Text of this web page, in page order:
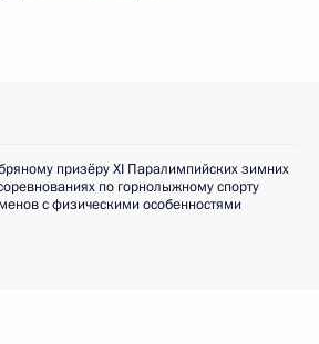
призёру XI Паралимпийских зимних
по горнолыжному спорту
с физическими особенностями